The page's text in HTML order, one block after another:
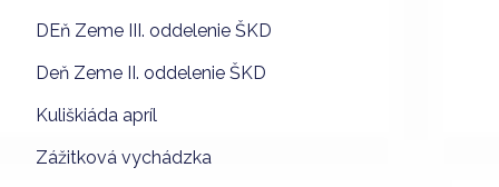
DEň Zeme III. oddelenie ŠKD
Deň Zeme II. oddelenie ŠKD
Kuliškiáda apríl
Zážitková vychádzka